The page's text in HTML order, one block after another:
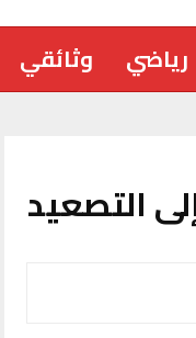
رياضي وثائقي
التصعيد